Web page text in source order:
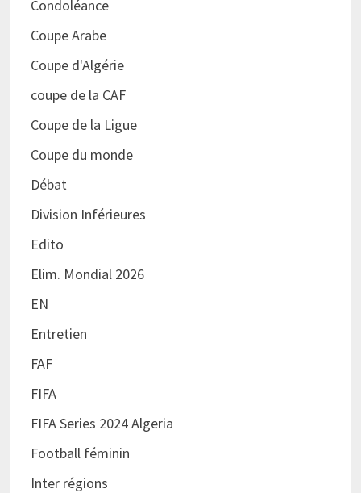
Condoléance
Coupe Arabe
Coupe d'Algérie
coupe de la CAF
Coupe de la Ligue
Coupe du monde
Débat
Division Inférieures
Edito
Elim. Mondial 2026
EN
Entretien
FAF
FIFA
FIFA Series 2024 Algeria
Football féminin
Inter régions